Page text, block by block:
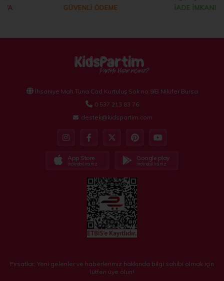
GÜVENLİ ÖDEME
İADE İMKANI
İhsaniye Mah Tuna Cad Kurtuluş Sok no:9/B Nilüfer Bursa
0 537 213 83 76
destek@kidspartim.com
App Store
İndirebilirsiniz
Google play
İndirebilirsiniz
Fırsatlar, Yeni gelenler ve haberlerimiz hakkında bilgi sahibi olmak için
lütfen üye olun!